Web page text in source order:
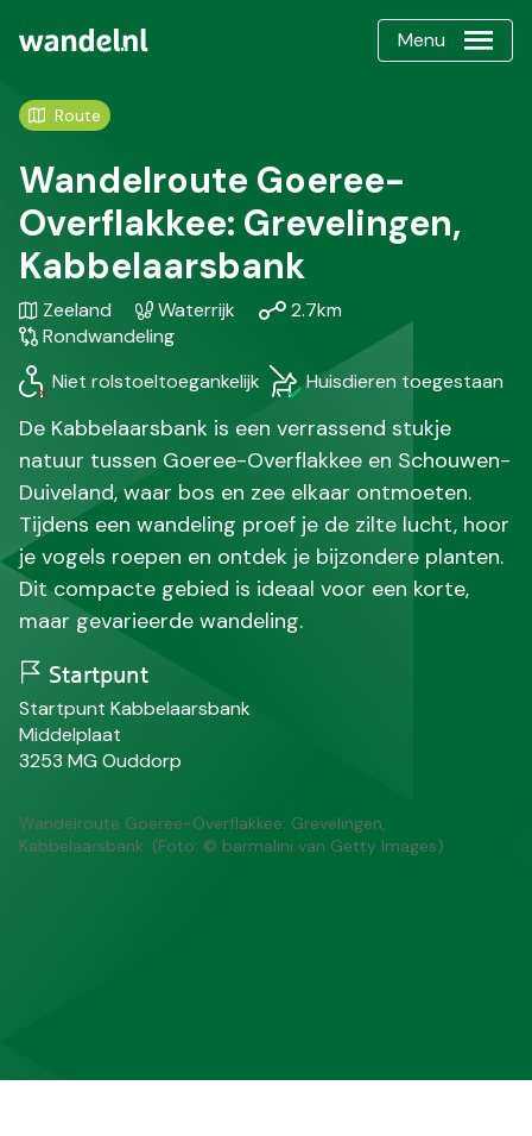
Menu
Route
Wandelroute Goeree-
Overflakkee: Grevelingen,
Kabbelaarsbank
Gebied
/
Regio
Zeeland Karakteristiek
Waterrijk Afstand
2.7km
wandeling
Rondwandeling
Niet rolstoeltoegankelijk
Huisdieren toegestaan
De Kabbelaarsbank is een verrassend stukje
natuur tussen Goeree-Overflakkee en Schouwen-
Duiveland, waar bos en zee elkaar ontmoeten.
Tijdens een wandeling proef je de zilte lucht, hoor
je vogels roepen en ontdek je bijzondere planten.
Dit compacte gebied is ideaal voor een korte,
maar gevarieerde wandeling.
Startpunt
N
a
a
Startpunt Kabbelaarsbank
S
t
a
a
Middelplaat
P
s
t
3253 MG P
a
Ouddorp
Wandelroute Goeree-Overflakkee: Grevelingen,
Kabbelaarsbank. (Foto: © barmalini van Getty Images)